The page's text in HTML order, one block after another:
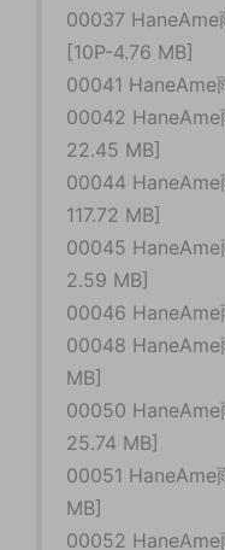
00037
[10P-4.76 MB]
00041 HaneAme
00042
22.45 MB]
00044
117.72 MB]
00045
2.59 MB]
00046
00048
MB]
00050
25.74 MB]
00051
MB]
00052